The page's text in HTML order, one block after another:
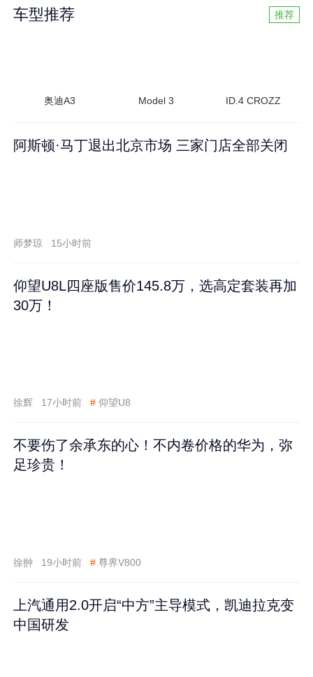
车型推荐 推荐
奥迪A3 Model 3 ID.4 CROZZ
阿斯顿·马丁退出北京市场 三家门店全部关闭
师梦琼 15小时前
仰望U8L四座版售价145.8万，选高定套装再加
30万！
徐辉 17小时前 # 仰望U8
不要伤了余承东的心！不内卷价格的华为，弥
足珍贵！
徐翀 19小时前 # 尊界V800
上汽通用2.0开启“中方”主导模式，凯迪拉克变
中国研发